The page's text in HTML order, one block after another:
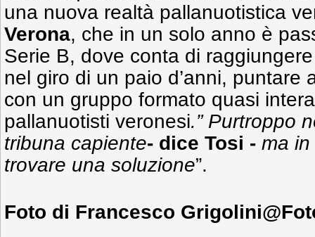
una nuova realtà pallanuotistica
Verona, che in un solo anno è
Serie B, dove conta di
nel giro di un paio d’anni, puntare
con un gruppo formato quasi
pallanuotisti veronesi.” Purtroppo
tribuna capiente- dice Tosi - ma
trovare una soluzione”.
Foto di Francesco